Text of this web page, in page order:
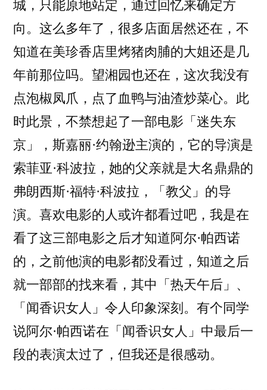
城，只能原地站定，通过回忆来确定方
向。这么多年了，很多店面居然还在，不
知道在美珍香店里烤猪肉脯的大姐还是几
年前那位吗。望湘园也还在，这次我没有
点泡椒凤爪，点了血鸭与油渣炒菜心。此
时此景，不禁想起了一部电影「迷失东
京」，斯嘉丽·约翰逊主演的，它的导演是
索菲亚·科波拉，她的父亲就是大名鼎鼎的
弗朗西斯·福特·科波拉，「教父」的导
演。喜欢电影的人或许都看过吧，我是在
看了这三部电影之后才知道阿尔·帕西诺
的，之前他演的电影都没看过，知道之后
就一部部的找来看，其中「热天午后」、
「闻香识女人」令人印象深刻。有个同学
说阿尔·帕西诺在「闻香识女人」中最后一
段的表演太过了，但我还是很感动。